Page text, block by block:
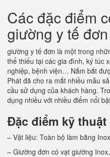
Các đặc điểm
giường y tế đơn
giường y tế đơn là một trong
thể thiếu tại các gia đình, ký túc
nghiệp, bệnh viện… Nắm bắt
Phát đã cho ra mắt nhiều mẫu
cầu sử dụng của khách hàng.
dụng nhiều với nhiều điểm nổi
Đặc điểm kỹ
– Vật liệu: Toàn bộ làm bằng
– Giường đơn có vạt giường